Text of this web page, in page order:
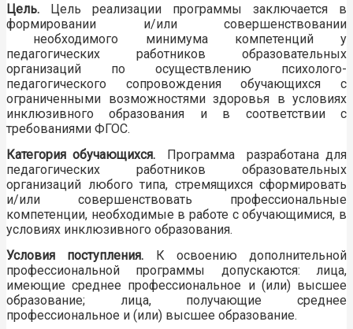
Цель. Цель реализации программы заключается в
формировании и/или совершенствовании
необходимого минимума компетенций у
педагогических работников образовательных
организаций по осуществлению психолого-
педагогического сопровождения обучающихся с
ограниченными возможностями здоровья в условиях
инклюзивного образования и в соответствии с
требованиями ФГОС.
Категория обучающихся. Программа разработана для
педагогических работников образовательных
организаций любого типа, стремящихся сформировать
и/или совершенствовать профессиональные
компетенции, необходимые в работе с обучающимися, в
условиях инклюзивного образования.
Условия поступления. К освоению дополнительной
профессиональной программы допускаются: лица,
имеющие среднее профессиональное и (или) высшее
образование; лица, получающие среднее
профессиональное и (или) высшее образование.